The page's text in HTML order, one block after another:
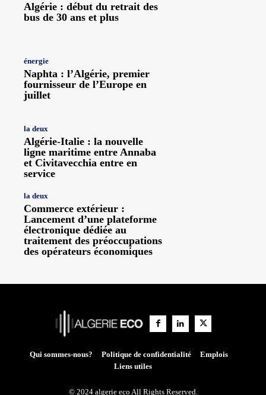
Algérie : début du retrait des
bus de 30 ans et plus
énergie
Naphta : l’Algérie, premier
fournisseur de l’Europe en
juillet
la deux
Algérie-Italie : la nouvelle
ligne maritime entre Annaba
et Civitavecchia entre en
service
la deux
Commerce extérieur :
Lancement d’une plateforme
électronique dédiée au
traitement des préoccupations
des opérateurs économiques
Qui sommes-nous? Politique de confidentialité
Emplois
Liens utiles
© 2024 algerie eco All Rights Reserved.